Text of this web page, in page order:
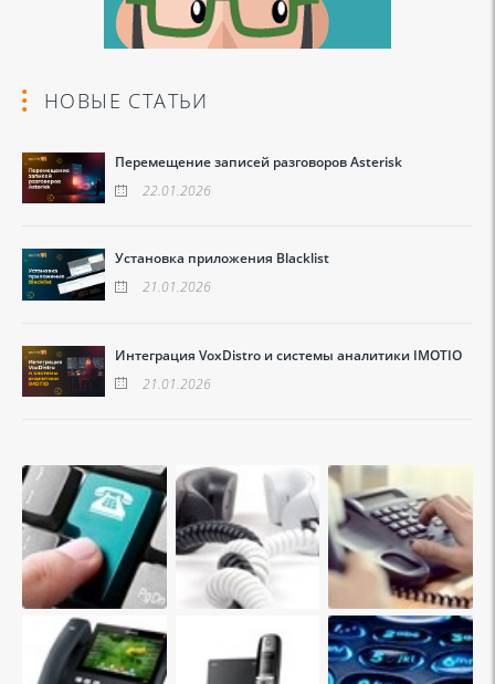
НОВЫЕ СТАТЬИ
Перемещение записей разговоров Asterisk
22.01.2026
Установка приложения Blacklist
21.01.2026
Интеграция VoxDistro и системы аналитики IMOTIO
21.01.2026